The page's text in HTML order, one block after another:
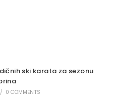
ski karata za sezonu
/ 0 COMMENTS